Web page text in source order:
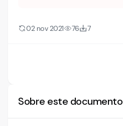
02 nov 2021 76 7
Sobre este documento